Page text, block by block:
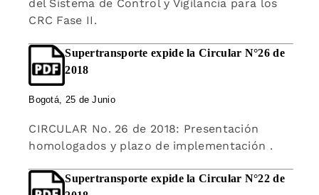
del Sistema de Control y Vigilancia para los
CRC Fase II.
Supertransporte expide la Circular N°26 de
2018
Bogotá, 25 de Junio
CIRCULAR No. 26 de 2018: Presentación
homologados y plazo de implementación .
Supertransporte expide la Circular N°22 de